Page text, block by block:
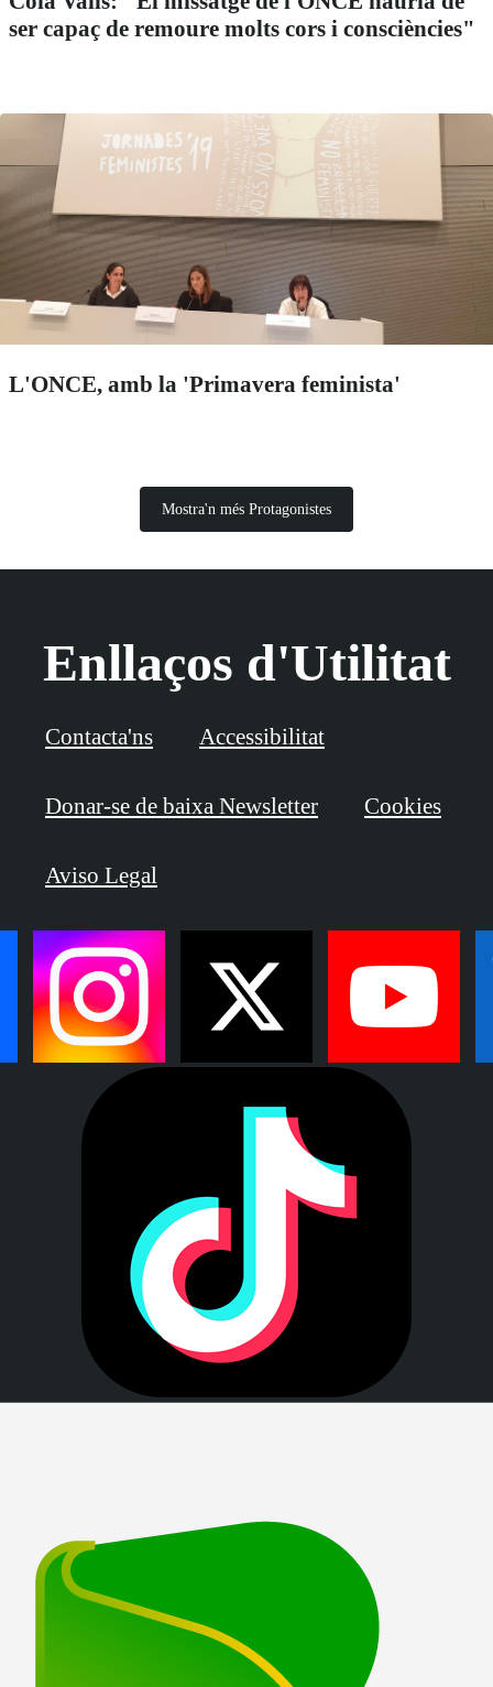
ser capaç de remoure molts cors i consciències"
L'ONCE, amb la 'Primavera feminista'
Mostra'n més Protagonistes
Enllaços d'Utilitat
Contacta'ns Accessibilitat
Donar-se de baixa Newsletter Cookies
Aviso Legal